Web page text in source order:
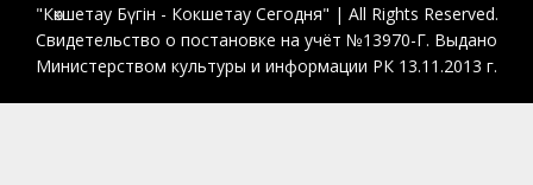
"Көкшетау Бүгін - Кокшетау Сегодня" | All Rights Reserved.
Свидетельство о постановке на учёт №13970-Г. Выдано
Министерством культуры и информации РК 13.11.2013 г.